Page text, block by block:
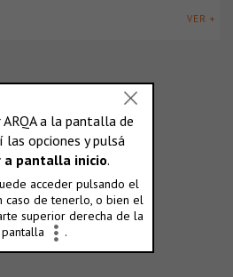
VER +